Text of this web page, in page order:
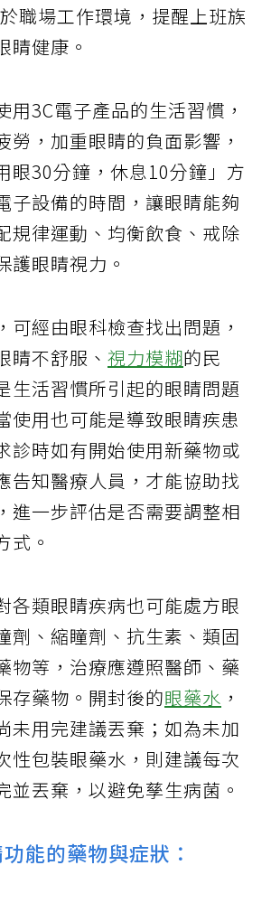
職場工作環境，提醒上班族
睛健康。
用3C電子產品的生活習慣，
勞，加重眼睛的負面影響，
眼30分鐘，休息10分鐘」方
子設備的時間，讓眼睛能夠
規律運動、均衡飲食、戒除
護眼睛視力。
可經由眼科檢查找出問題，
睛不舒服、 視力模糊的民
生活習慣所引起的眼睛問題
使用也可能是導致眼睛疾患
診時如有開始使用新藥物或
告知醫療人員，才能協助找
進一步評估是否需要調整相
式。
各類眼睛疾病也可能處方眼
劑、縮瞳劑、抗生素、類固
物等，治療應遵照醫師、藥
存藥物。開封後的眼藥水 ，
未用完建議丟棄；如為未加
性包裝眼藥水，則建議每次
並丟棄，以避免孳生病菌。
能的藥物與症狀：